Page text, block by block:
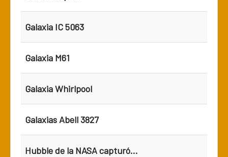
Galaxia IC 5063
Galaxia M61
Galaxia Whirlpool
Galaxias Abell 3827
Hubble de la NASA capturó...